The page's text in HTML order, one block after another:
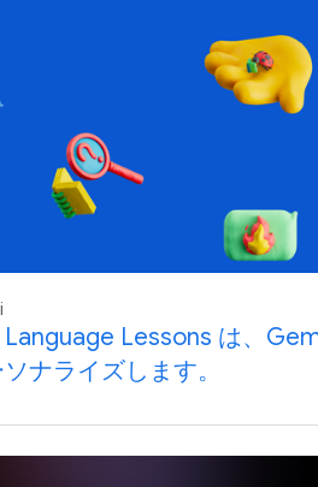
Lessons は、
ナライズします。